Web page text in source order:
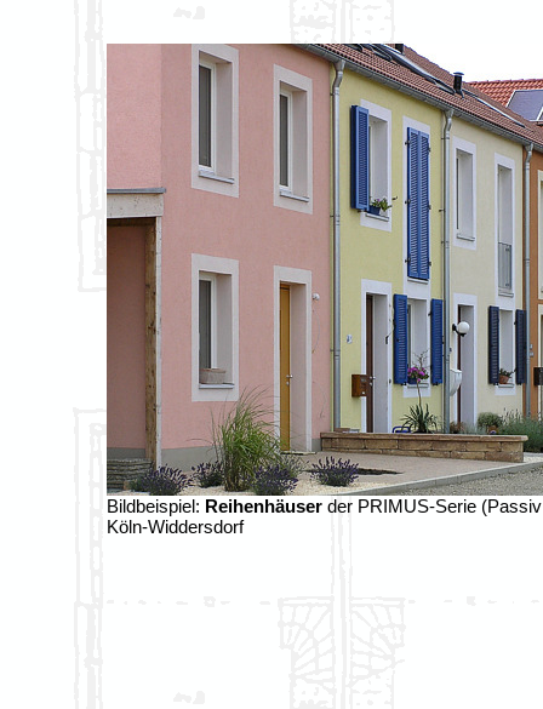
Bildbeispiel: Reihenhäuser der PRIMUS-Serie
Köln-Widdersdorf